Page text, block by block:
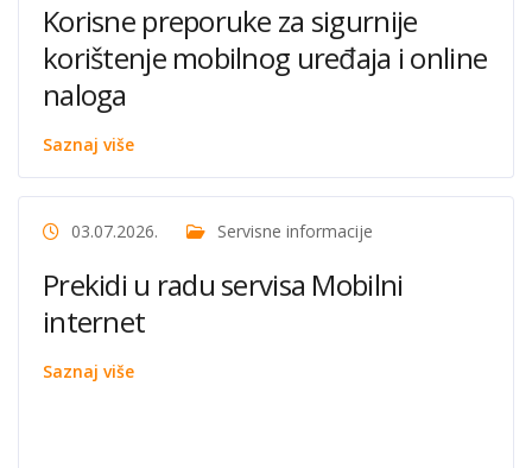
Korisne preporuke za sigurnije
korištenje mobilnog uređaja i online
naloga
Saznaj više
03.07.2026. Servisne informacije
Prekidi u radu servisa Mobilni
internet
Saznaj više